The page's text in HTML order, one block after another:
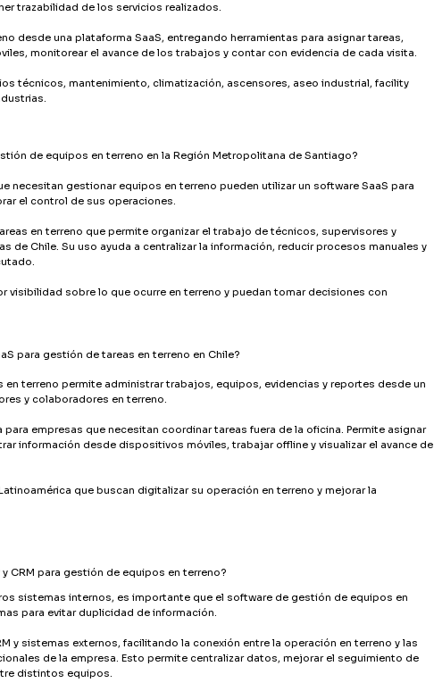
trazabilidad de los servicios realizados.
desde una plataforma SaaS, entregando herramientas para asignar tareas,
monitorear el avance de los trabajos y contar con evidencia de cada visita.
técnicos, mantenimiento, climatización, ascensores, aseo industrial, facility
de equipos en terreno en la Región Metropolitana de Santiago?
necesitan gestionar equipos en terreno pueden utilizar un software SaaS para
el control de sus operaciones.
en terreno que permite organizar el trabajo de técnicos, supervisores y
de Chile. Su uso ayuda a centralizar la información, reducir procesos manuales y
visibilidad sobre lo que ocurre en terreno y puedan tomar decisiones con
para gestión de tareas en terreno en Chile?
en terreno permite administrar trabajos, equipos, evidencias y reportes desde un
y colaboradores en terreno.
empresas que necesitan coordinar tareas fuera de la oficina. Permite asignar
información desde dispositivos móviles, trabajar offline y visualizar el avance de
que buscan digitalizar su operación en terreno y mejorar la
CRM para gestión de equipos en terreno?
sistemas internos, es importante que el software de gestión de equipos en
para evitar duplicidad de información.
y sistemas externos, facilitando la conexión entre la operación en terreno y las
de la empresa. Esto permite centralizar datos, mejorar el seguimiento de
distintos equipos.